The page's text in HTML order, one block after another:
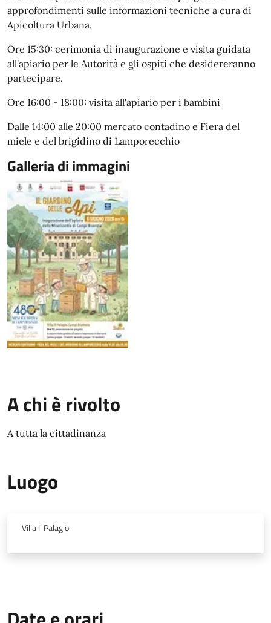
approfondimenti sulle informazioni tecniche a cura di
Apicoltura Urbana.
Ore 15:30: cerimonia di inaugurazione e visita guidata
all'apiario per le Autorità e gli ospiti che desidereranno
partecipare.
Ore 16:00 - 18:00: visita all'apiario per i bambini
Dalle 14:00 alle 20:00 mercato contadino e Fiera del
miele e del brigidino di Lamporecchio
Galleria di immagini
A chi è rivolto
A tutta la cittadinanza
Luogo
Villa Il Palagio